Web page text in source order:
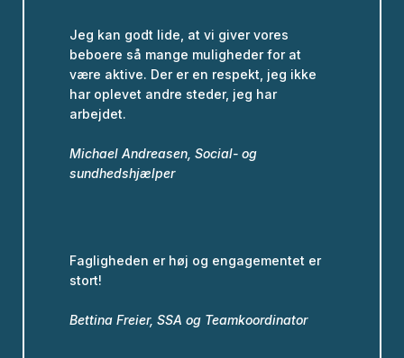
Jeg kan godt lide, at vi giver vores
beboere så mange muligheder for at
være aktive. Der er en respekt, jeg ikke
har oplevet andre steder, jeg har
arbejdet.
Michael Andreasen, Social- og
sundhedshjælper
Fagligheden er høj og engagementet er
stort!
Bettina Freier, SSA og Teamkoordinator